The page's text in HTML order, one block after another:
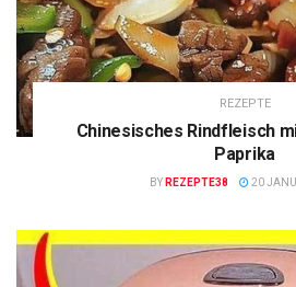
REZEPTE
Chinesisches Rindfleisch
Paprika
BY REZEPTE38 20